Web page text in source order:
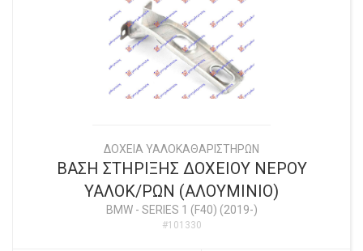
ΔΟΧΕΙΑ ΥΑΛΟΚΑΘΑΡΙΣΤΗΡΩΝ
ΒΑΣΗ ΣΤΗΡΙΞΗΣ ΔΟΧΕΙΟΥ ΝΕΡΟΥ
ΥΑΛΟΚ/ΡΩΝ (ΑΛΟΥΜΙΝΙΟ)
BMW- SERIES 1 (F40) (2019-)
#101330